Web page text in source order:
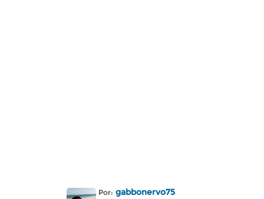
Por: gabbonervo75